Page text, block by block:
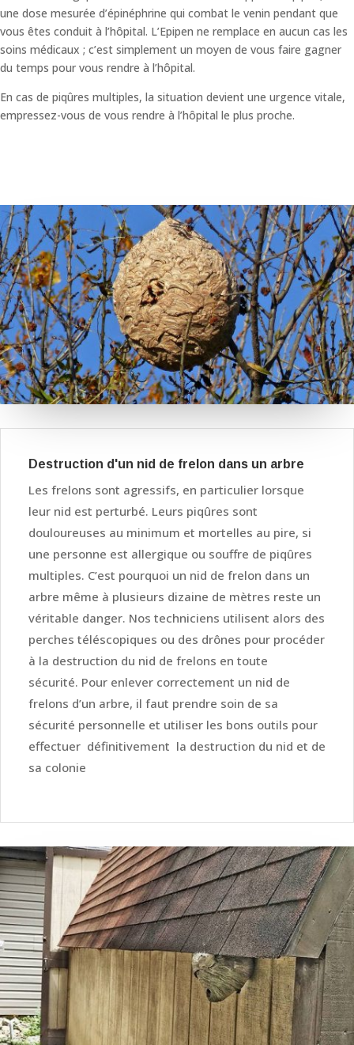
une dose mesurée d’épinéphrine qui combat le venin pendant que
vous êtes conduit à l’hôpital. L’Epipen ne remplace en aucun cas les
soins médicaux ; c’est simplement un moyen de vous faire gagner
du temps pour vous rendre à l’hôpital.
En cas de piqûres multiples, la situation devient une urgence vitale,
empressez-vous de vous rendre à l’hôpital le plus proche.
Destruction d'un nid de frelon dans un arbre
Les frelons sont agressifs, en particulier lorsque
leur nid est perturbé. Leurs piqûres sont
douloureuses au minimum et mortelles au pire, si
une personne est allergique ou souffre de piqûres
multiples. C’est pourquoi un nid de frelon dans un
arbre même à plusieurs dizaine de mètres reste un
véritable danger. Nos techniciens utilisent alors des
perches téléscopiques ou des drônes pour procéder
à la destruction du nid de frelons en toute
sécurité. Pour enlever correctement un nid de
frelons d’un arbre, il faut prendre soin de sa
sécurité personnelle et utiliser les bons outils pour
effectuer définitivement la destruction du nid et de
sa colonie